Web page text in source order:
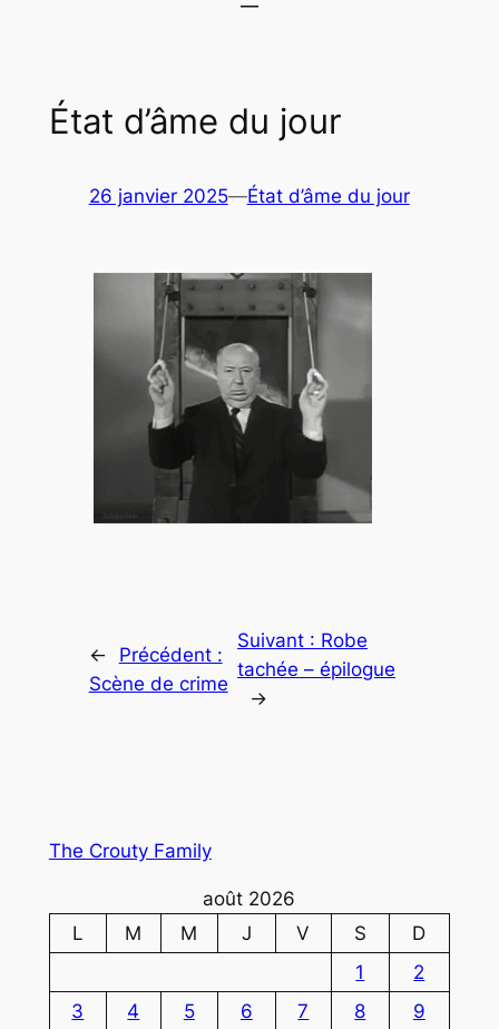
État d’âme du jour
26 janvier 2025—État d’âme du jour
←
Précédent :
Scène de crime
Suivant : Robe
tachée – épilogue
→
The Crouty Family
août 2026
L
M M J V S
D
1
2
3
4 5 6 7 8
9